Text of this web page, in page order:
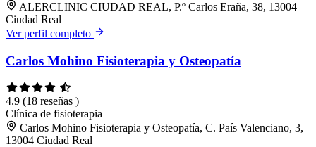
ALERCLINIC CIUDAD REAL, P.º Carlos Eraña, 38, 13004
Ciudad Real
Ver perfil completo
Carlos Mohino Fisioterapia y Osteopatía
4.9 (18 reseñas )
Clínica de fisioterapia
Carlos Mohino Fisioterapia y Osteopatía, C. País Valenciano, 3,
13004 Ciudad Real